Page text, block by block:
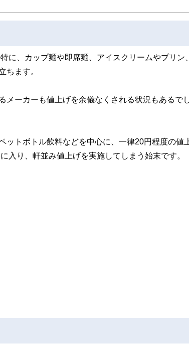
に、カップ麺や即席麺、アイスクリームやプリン
ちます。
メーカーも値上げを余儀なくされる状況もあるで
ットボトル飲料などを中心に、一律20円程度の値
入り、軒並み値上げを実施してしまう始末です。